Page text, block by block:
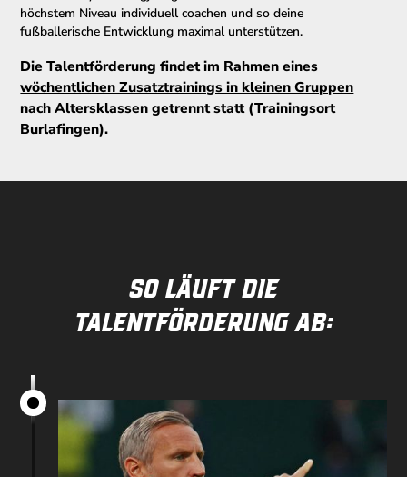
höchstem Niveau individuell coachen und so deine
fußballerische Entwicklung maximal unterstützen.
Die Talentförderung findet im Rahmen eines
wöchentlichen Zusatztrainings in kleinen Gruppen
nach Altersklassen getrennt statt (Trainingsort
Burlafingen).
So läuft die
Talentförderung ab: